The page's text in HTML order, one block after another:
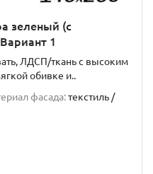
зеленый (с
1
ЛДСП/ткань с высоким
обивке и..
фасада:текстиль /